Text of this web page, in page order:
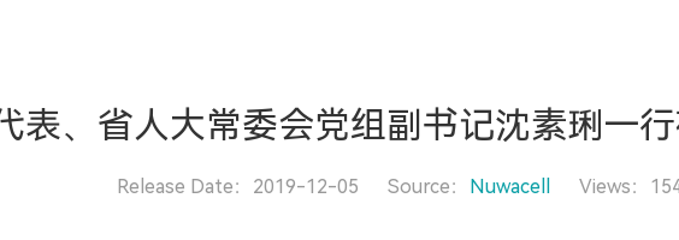
表、省人大常委会党组副书记沈素琍一
Release Date：2019-12-05 Source： Nuwacell Views：